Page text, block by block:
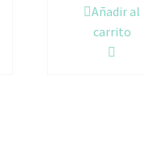
was:
49,98 €.
is:
Añadir al
carrito